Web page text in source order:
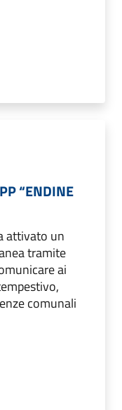
“ENDINE
attivato un
tramite
ai
comunali